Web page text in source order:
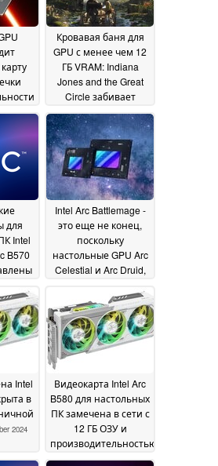
и
25
Кровавая баня для
GPU с менее чем 12
ГБ VRAM: Indiana
Jones and the Great
Circle забивает
карты типа RTX
4060/Ti06 December 2024
для
Intel
B570
Intel Arc Battlemage -
это еще не конец,
поскольку
настольные GPU Arc
Celestial и Arc Druid,
еще находятся в
разработке28 November
2024
Intel
в
2024
Видеокарта Intel Arc
B580 для настольных
ПК замечена в сети с
12 ГБ ОЗУ и
производительностью
уровня GeForce RTX